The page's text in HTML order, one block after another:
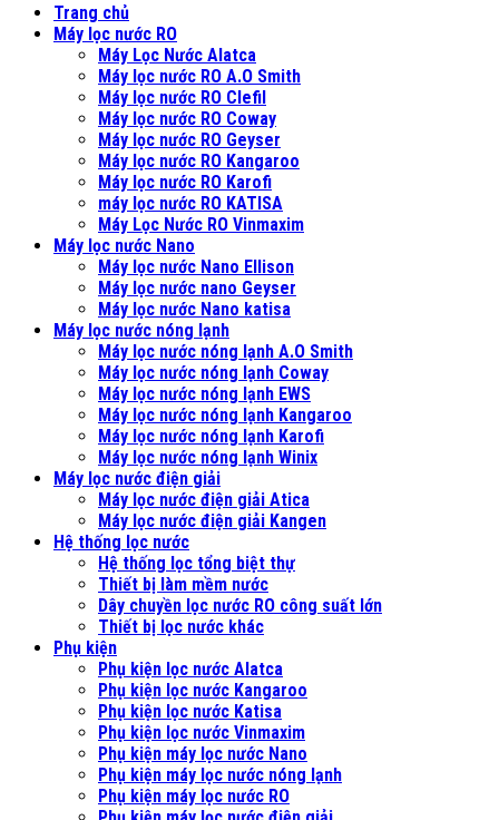
Trang chủ
Máy lọc nước RO
Máy Lọc Nước Alatca
Máy lọc nước RO A.O Smith
Máy lọc nước RO Clefil
Máy lọc nước RO Coway
Máy lọc nước RO Geyser
Máy lọc nước RO Kangaroo
Máy lọc nước RO Karofi
máy lọc nước RO KATISA
Máy Lọc Nước RO Vinmaxim
Máy lọc nước Nano
Máy lọc nước Nano Ellison
Máy lọc nước nano Geyser
Máy lọc nước Nano katisa
Máy lọc nước nóng lạnh
Máy lọc nước nóng lạnh A.O Smith
Máy lọc nước nóng lạnh Coway
Máy lọc nước nóng lạnh EWS
Máy lọc nước nóng lạnh Kangaroo
Máy lọc nước nóng lạnh Karofi
Máy lọc nước nóng lạnh Winix
Máy lọc nước điện giải
Máy lọc nước điện giải Atica
Máy lọc nước điện giải Kangen
Hệ thống lọc nước
Hệ thống lọc tổng biệt thự
Thiết bị làm mềm nước
Dây chuyền lọc nước RO công suất lớn
Thiết bị lọc nước khác
Phụ kiện
Phụ kiện lọc nước Alatca
Phụ kiện lọc nước Kangaroo
Phụ kiện lọc nước Katisa
Phụ kiện lọc nước Vinmaxim
Phụ kiện máy lọc nước Nano
Phụ kiện máy lọc nước nóng lạnh
Phụ kiện máy lọc nước RO